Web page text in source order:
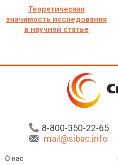
Теоретическая
значимость исследования
в научной статье
8-800-350-22-65
mail@sibac.info
О нас